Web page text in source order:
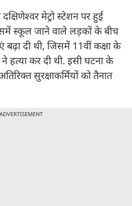
मेट्रो स्टेशन पर हुई
स्कूल जाने वाले लड़कों के बीच
बढ़ा दी थी, जिसमें 11वीं कक्षा के
हत्या कर दी थी. इसी घटना के
सुरक्षाकर्मियों को तैनात
ADVERTISEMENT